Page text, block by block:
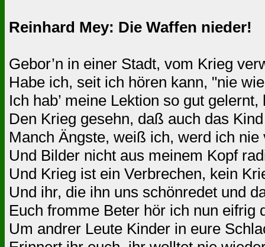
Reinhard Mey: Die Waffen nieder!
Gebor’n in einer Stadt, vom Krieg
Habe ich, seit ich hören kann, "nie
Ich hab’ meine Lektion so gut gelernt,
Den Krieg gesehn, daß auch das
Manch Ängste, weiß ich, werd ich nie
Und Bilder nicht aus meinem Kopf
Und Krieg ist ein Verbrechen, kein
Und ihr, die ihn uns schönredet und
Euch fromme Beter hör ich nun eifrig
Um andrer Leute Kinder in eure